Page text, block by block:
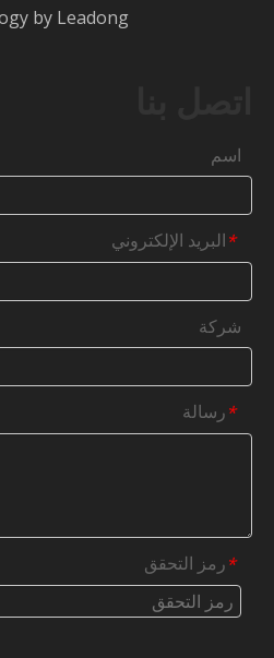
by Leadong
اسم
*البريد الإلكتروني
شركة
*رسالة
*رمز التحقق